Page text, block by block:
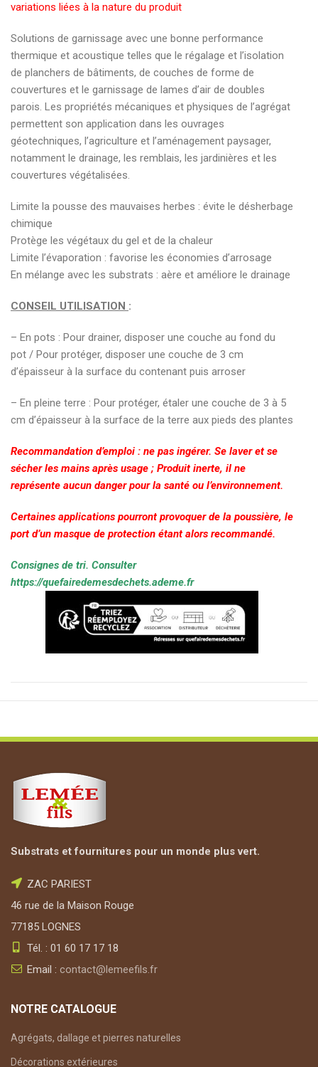
variations liées à la nature du produit
Solutions de garnissage avec une bonne performance
thermique et acoustique telles que le régalage et l’isolation
de planchers de bâtiments, de couches de forme de
couvertures et le garnissage de lames d’air de doubles
parois. Les propriétés mécaniques et physiques de l’agrégat
permettent son application dans les ouvrages
géotechniques, l’agriculture et l’aménagement paysager,
notamment le drainage, les remblais, les jardinières et les
couvertures végétalisées.
Limite la pousse des mauvaises herbes : évite le désherbage
chimique
Protège les végétaux du gel et de la chaleur
Limite l’évaporation : favorise les économies d’arrosage
En mélange avec les substrats : aère et améliore le drainage
CONSEIL UTILISATION :
– En pots : Pour drainer, disposer une couche au fond du
pot / Pour protéger, disposer une couche de 3 cm
d’épaisseur à la surface du contenant puis arroser
– En pleine terre : Pour protéger, étaler une couche de 3 à 5
cm d’épaisseur à la surface de la terre aux pieds des plantes
Recommandation d’emploi : ne pas ingérer. Se laver et se
sécher les mains après usage ; Produit inerte, il ne
représente aucun danger pour la santé ou l’environnement.
Certaines applications pourront provoquer de la poussière, le
port d’un masque de protection étant alors recommandé.
Consignes de tri. Consulter
https://quefairedemesdechets.ademe.fr
Substrats et fournitures pour un monde plus vert.
ZAC PARIEST
46 rue de la Maison Rouge
77185 LOGNES
Tél. : 01 60 17 17 18
Email : contact@lemeefils.fr
NOTRE CATALOGUE
Agrégats, dallage et pierres naturelles
Décorations extérieures